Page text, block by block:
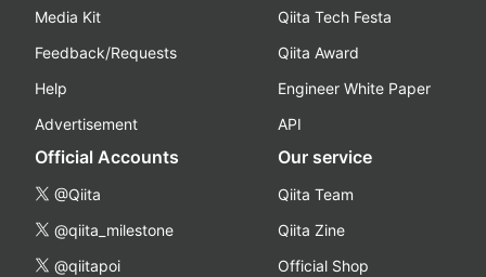
Media Kit
Feedback/Requests
Help
Advertisement
Qiita Tech Festa
Qiita Award
Engineer White Paper
API
Official Accounts
@Qiita
@qiita_milestone
@qiitapoi
Our service
Qiita Team
Qiita Zine
Official Shop